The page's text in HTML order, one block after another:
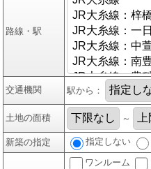
路線・駅
交通機関 駅から：
土地の面積 ～
新築の指定 指定しない
ワンルーム